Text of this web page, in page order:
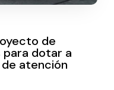
de
para dotar a
atención